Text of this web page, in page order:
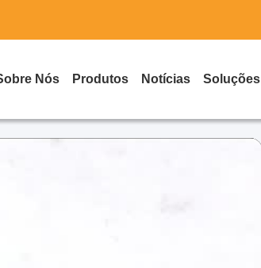
Nós Produtos Notícias Soluções